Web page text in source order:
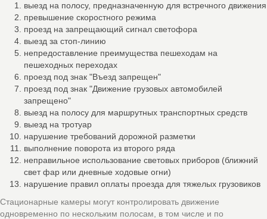
выезд на полосу, предназначенную для встречного движения
превышение скоростного режима
проезд на запрещающий сигнал светофора
выезд за стоп-линию
непредоставление преимущества пешеходам на
пешеходных переходах
проезд под знак "Въезд запрещен"
проезд под знак "Движение грузовых автомобилей
запрещено"
выезд на полосу для маршрутных транспортных средств
выезд на тротуар
нарушение требований дорожной разметки
выполнение поворота из второго ряда
неправильное использование световых приборов (ближний
свет фар или дневные ходовые огни)
нарушение правил оплаты проезда для тяжелых грузовиков
Стационарные камеры могут контролировать движение
одновременно по нескольким полосам, в том числе и по